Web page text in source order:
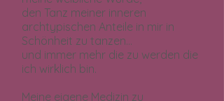
den Tanz meiner inneren
archtypischen Anteile in mir in
Schönheit zu tanzen…
und immer mehr die zu werden die
ich wirklich bin.
Meine eigene Medizin zu